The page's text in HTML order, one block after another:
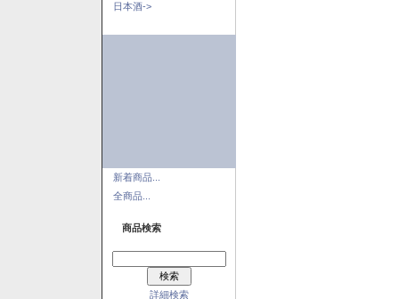
日本酒->
新着商品...
全商品...
商品検索
詳細検索